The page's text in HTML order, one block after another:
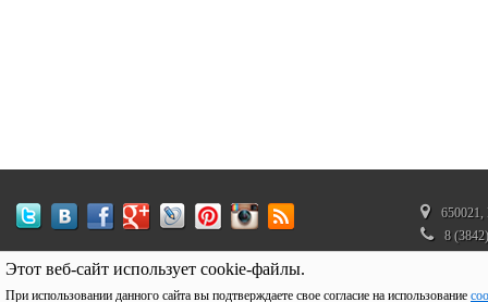
Этот веб-сайт использует cookie-файлы.
При использовании данного сайта вы подтверждаете свое согласие на использование
650021,
8